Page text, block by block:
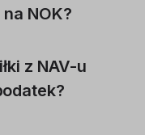
NOK?
z NAV-u